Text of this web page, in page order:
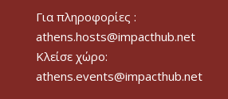
Για πληροφορίες :
athens.hosts@impacthub.net
Κλείσε χώρο:
athens.events@impacthub.net